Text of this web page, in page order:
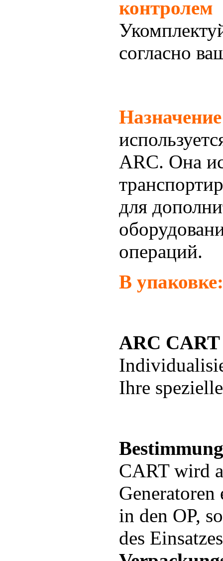
контролем
согласно
ARC. Она
для
операций.
В упаковке:
ARC
Ihre
CART wird
in den OP,
des